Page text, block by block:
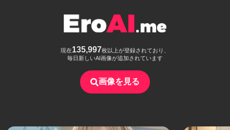
現在135,997枚以上が登録されており、
毎日新しいAI画像が追加されています
画像を見る